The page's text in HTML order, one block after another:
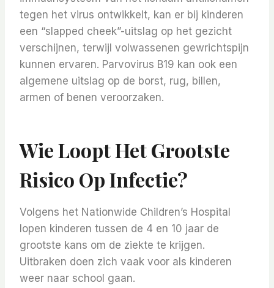
tegen het virus ontwikkelt, kan er bij kinderen
een “slapped cheek”-uitslag op het gezicht
verschijnen, terwijl volwassenen gewrichtspijn
kunnen ervaren. Parvovirus B19 kan ook een
algemene uitslag op de borst, rug, billen,
armen of benen veroorzaken.
Wie Loopt Het Grootste
Risico Op Infectie?
Volgens het Nationwide Children’s Hospital
lopen kinderen tussen de 4 en 10 jaar de
grootste kans om de ziekte te krijgen.
Uitbraken doen zich vaak voor als kinderen
weer naar school gaan.